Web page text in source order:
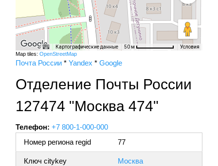
Картографические данные 50 м Условия
Map tiles: OpenStreetMap
Почта России * Yandex * Google
Отделение Почты России
127474 "Москва 474"
Телефон: +7 800-1-000-000
Номер региона regid
77
Ключ citykey Москва